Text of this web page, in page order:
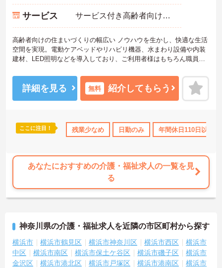
サービス サービス付き高齢者向け住宅（サ高住）
高齢者向けの住まいづくりの幅広い ノウハウを生かし、快適な生活
空間を実現。電動ケアベッドやリハビリ機器、水まわり設備や内装
建材、LED照明などを導入しており、ご利用者様はもちろん職員も
ください。
詳細を見る 無料 紹介してもらう
ここに注目！ 残業少なめ 日勤のみ 年間休日110日以上
あなたにおすすめの介護・福祉求人の一覧を見
る
神奈川県の介護・福祉求人を近隣の市区町村から探す
横浜市 横浜市鶴見区 横浜市神奈川区 横浜市西区
横浜市
中区
横浜市南区 横浜市保土ケ谷区 横浜市磯子区
横浜市
金沢区
横浜市港北区 横浜市戸塚区 横浜市港南区
横浜市